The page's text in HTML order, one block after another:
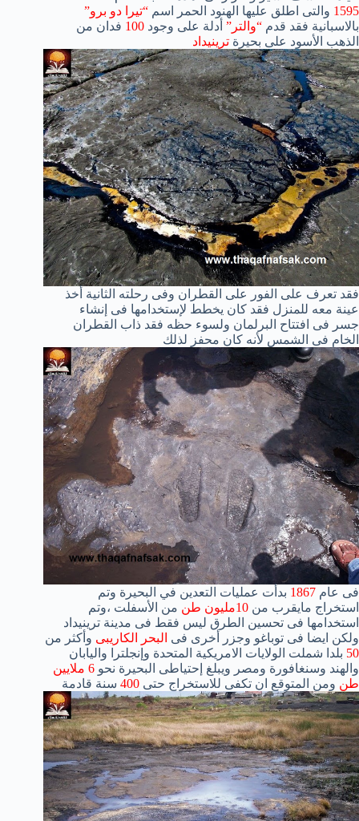
1595 والتى اطلق عليها الهنود الحمر اسم “تيرا دو برو”
بالاسبانية فقد قدم “والتر” أدلة على وجود
فدان من
الذهب الأسود على بحيرة ترينيداد
فقد تعرف على الفور على القطران وفى رحلته الثانية أخذ
عينة معه للمنزل فقد كان يخطط لإستخدامها فى إنشاء
جسر فى افتتاح البرلمان ولسوء حظه فقد ذاب القطران
الخام فى الشمس لأنه كان محفز لذلك
فى عام 1867 بدأت عمليات التعدين في البحيرة وتم
استخراج مايقرب من 10مليون طن
من الأسفلت ،وتم
استخدامها فى تحسين الطرق ليس فقط فى مدينة ترينيداد
ولكن ايضا فى توباغو وجزر أخرى فى البحر الكاريبى وأكثر من
50 بلدا شملت الولايات الامريكية المتحدة وإنجلترا واليابان
والهند وسنغافورة ومصر ويبلغ إحتياطى البحيرة نحو
6 ملايين
طن ومن المتوقع ان تكفى للاستخراج حتى 400 سنة قادمة